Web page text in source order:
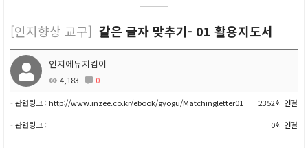
[인지향상 교구] 같은 글자 맞추기- 01 활용지도서
인지에듀지킴이
4,183 0
- 관련링크 : http://www.inzee.co.kr/ebook/gyogu/Matchingletter01
2352회 연결
- 관련링크 :
0회 연결